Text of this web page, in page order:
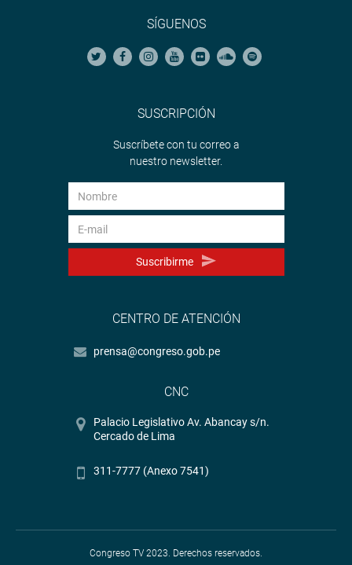
SÍGUENOS
SUSCRIPCIÓN
Suscríbete con tu correo a
nuestro newsletter.
Suscribirme
CENTRO DE ATENCIÓN
prensa@congreso.gob.pe
CNC
Palacio Legislativo Av. Abancay s/n.
Cercado de Lima
311-7777 (Anexo 7541)
Congreso TV 2023. Derechos reservados.